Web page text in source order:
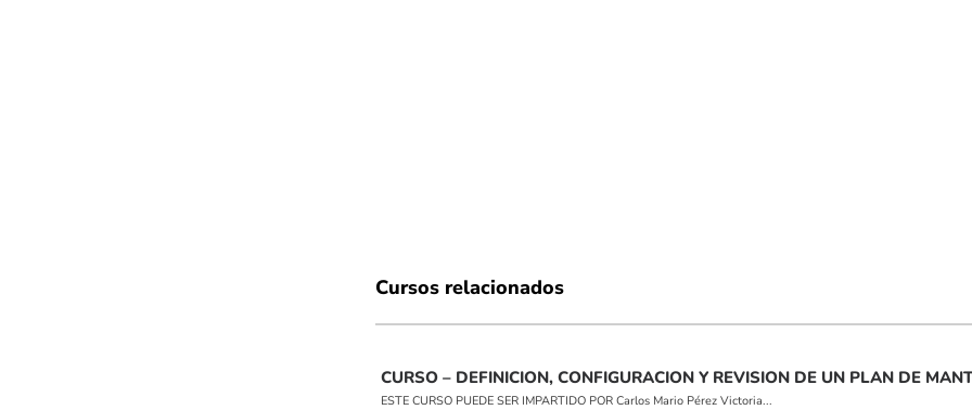
Cursos relacionados
CURSO – DEFINICION, CONFIGURACION Y REVISION DE UN PLAN DE
ESTE CURSO PUEDE SER IMPARTIDO POR Carlos Mario Pérez Victoria...